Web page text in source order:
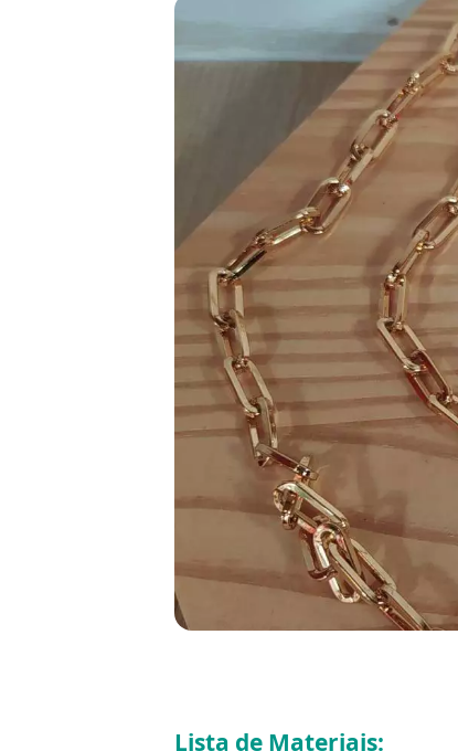
Lista de Materiais: